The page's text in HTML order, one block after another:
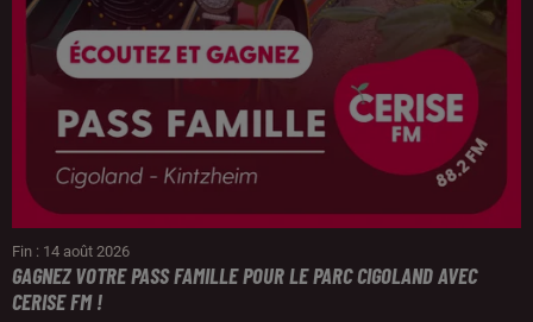
Fin : 14 août 2026
GAGNEZ VOTRE PASS FAMILLE POUR LE PARC CIGOLAND AVEC
CERISE FM !